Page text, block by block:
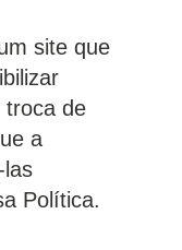
site que
troca de
a
las
Política.